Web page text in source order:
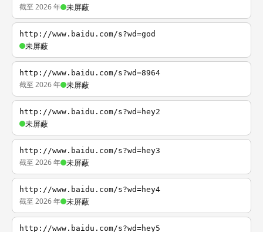
截至 2026 年 未屏蔽
http://www.baidu.com/s?wd=god
未屏蔽
http://www.baidu.com/s?wd=8964
截至 2026 年 未屏蔽
http://www.baidu.com/s?wd=hey2
未屏蔽
http://www.baidu.com/s?wd=hey3
截至 2026 年 未屏蔽
http://www.baidu.com/s?wd=hey4
截至 2026 年 未屏蔽
http://www.baidu.com/s?wd=hey5